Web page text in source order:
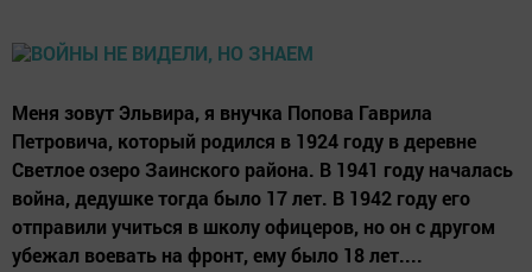
Меня зовут Эльвира, я внучка Попова Гаврила
Петровича, который родился в 1924 году в деревне
Светлое озеро Заинского района. В 1941 году началась
война, дедушке тогда было 17 лет. В 1942 году его
отправили учиться в школу офицеров, но он с другом
убежал воевать на фронт, ему было 18 лет....